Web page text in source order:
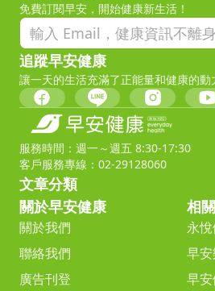
免費訂閱早安，開始健康新生活！
追蹤早安健康
讓一天的生活充滿了正能量和健康的動
服務時間：週一～週五 8:30-17:30
客戶服務專線：02-29128060
文章分類
關於早安健康
關於我們
聯絡我們
廣告刊登
相
永
早
早